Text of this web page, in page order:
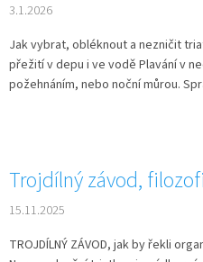
3.1.2026
Jak vybrat, obléknout a nezničit
přežití v depu i ve vodě Plavání v
požehnáním, nebo noční můrou.
Trojdílný závod,
15.11.2025
TROJDÍLNÝ ZÁVOD, jak by řekli